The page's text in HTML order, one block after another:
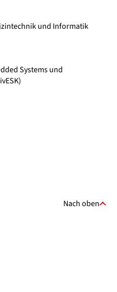
und Informatik
Systems und
Nach oben